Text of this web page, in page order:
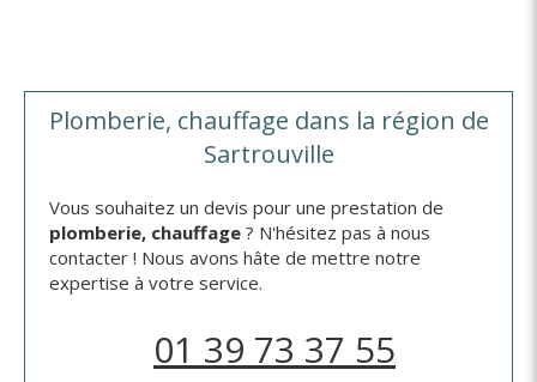
Plomberie, chauffage dans la région de
Sartrouville
Vous souhaitez un devis pour une prestation de
plomberie, chauffage ? N'hésitez pas à nous
contacter ! Nous avons hâte de mettre notre
expertise à votre service.
01 39 73 37 55